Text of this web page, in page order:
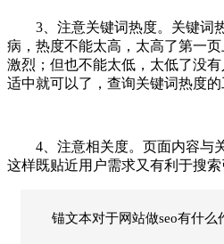
3、注意关键词热度。关键词
病，热度不能太高，太高了第一
激烈；但也不能太低，太低了没
适中就可以了，查询关键词热度的
4、注意相关度。页面内容与关
这样既贴近用户需求又有利于搜
锚文本对于网站做seo有什么